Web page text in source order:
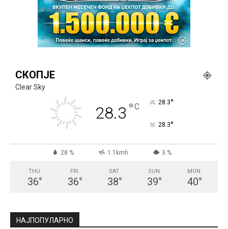
СКОПЈЕ
Clear Sky
28.3 °C 28.3°
28.3°
28 % 1.1kmh 3 %
THU
36°
FRI
36°
SAT
38°
SUN
39°
MON
40°
НАЈПОПУЛАРНО